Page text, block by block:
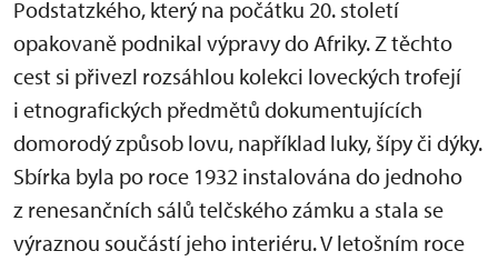
Podstatzkého, který na počátku 20. století
opakovaně podnikal výpravy do Afriky. Z těchto
cest si přivezl rozsáhlou kolekci loveckých trofejí
i etnografických předmětů dokumentujících
domorodý způsob lovu, například luky, šípy či dýky.
Sbírka byla po roce 1932 instalována do jednoho
z renesančních sálů telčského zámku a stala se
výraznou součástí jeho interiéru. V letošním roce